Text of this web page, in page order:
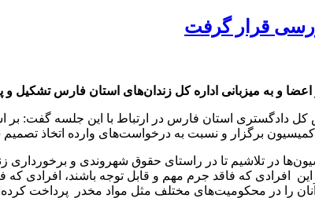
زندان‌های استان فارس تشکیل و پرونده ۶۵ زندانی متقاضی عفو بررسی و اتخاذ
دادگستری استان فارس در ارتباط با این جلسه گفت: بر
در تلاشیم تا در راستای حقوق شهروندی و برخورداری
این افرادی که فاقد جرم مهم و قابل توجه باشند، افرادی
را در محکومیت‌های مختلف مثل مواد مخدر پرداخت